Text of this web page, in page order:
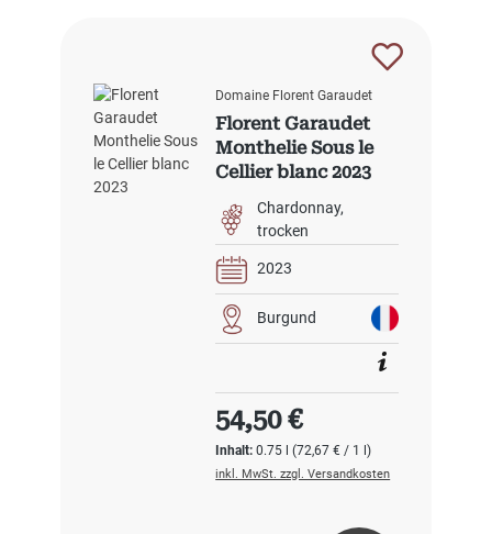
Domaine Florent Garaudet
Florent Garaudet
Monthelie Sous le
Cellier blanc 2023
Chardonnay
trocken
2023
Burgund
Inhalt:0.75 l(72,67 € / 1 l)
Regulärer Preis:
54,50 €
inkl. MwSt. zzgl. Versandkosten